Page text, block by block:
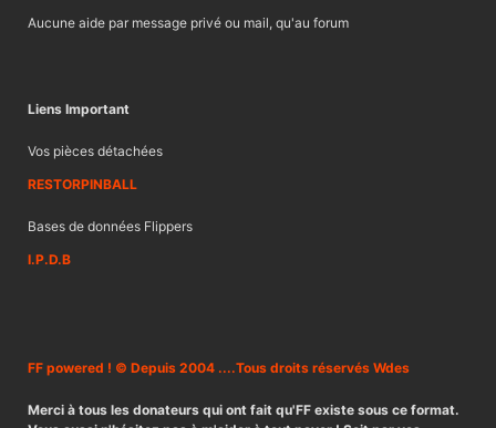
Aucune aide par message privé ou mail, qu'au forum
Liens Important
Vos pièces détachées
RESTORPINBALL
Bases de données Flippers
I.P.D.B
FF powered ! © Depuis 2004 ....Tous droits réservés Wdes
Merci à tous les donateurs qui ont fait qu'FF existe sous ce format.